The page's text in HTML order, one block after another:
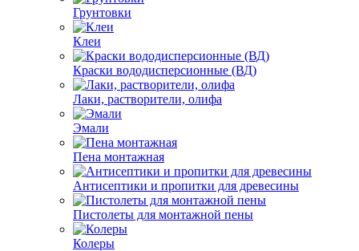
Грунтовки
Клеи
Краски вододисперсионные (ВД)
Лаки, растворители, олифа
Эмали
Пена монтажная
Антисептики и пропитки для древесины
Пистолеты для монтажной пены
Колеры